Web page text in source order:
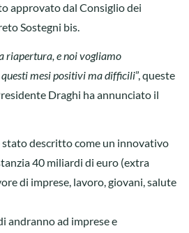
approvato dal Consiglio dei
Sostegni bis.
riapertura, e noi vogliamo
mesi positivi ma difficili”, queste
Draghi ha annunciato il
stato descritto come un innovativo
40 miliardi di euro (extra
di imprese, lavoro, giovani, salute
andranno ad imprese e